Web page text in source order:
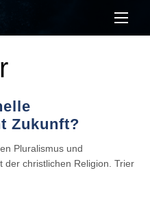
Zukunft?
Pluralismus und
der christlichen Religion. Trier